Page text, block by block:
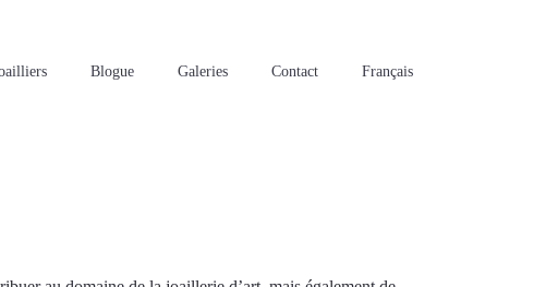
Blogue Galeries Contact Français